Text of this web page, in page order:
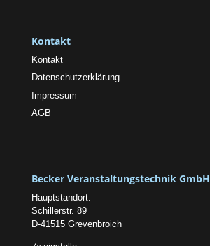
Kontakt
Kontakt
Datenschutzerklärung
Impressum
AGB
Becker Veranstaltungstechnik GmbH
Hauptstandort:
Schillerstr. 89
D-41515 Grevenbroich